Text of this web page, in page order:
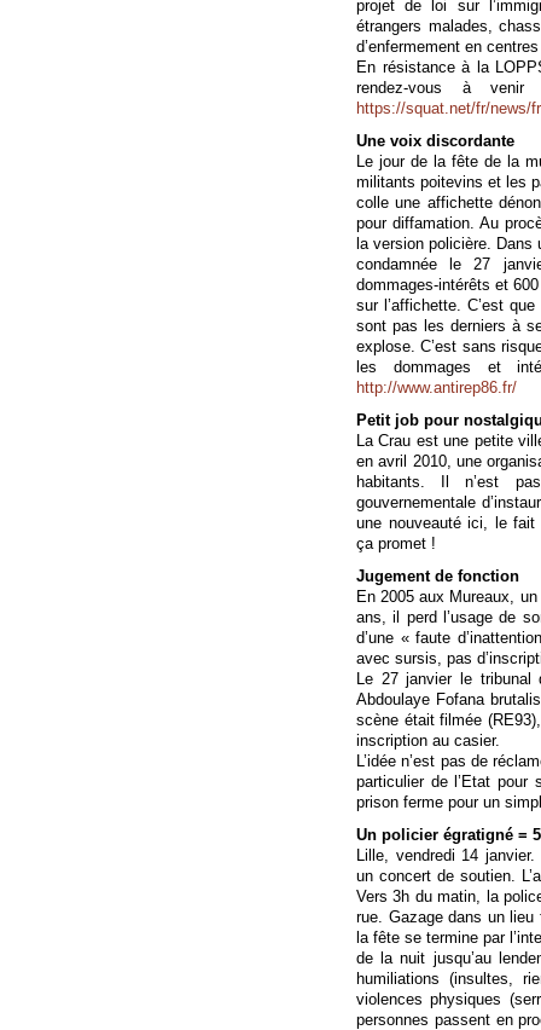
projet de loi sur
étrangers malades,
d’enfermement en
En résistance à la
rendez-vous à
https://squat.net/fr/news/
Une voix discordante
Le jour de la fête de la
militants poitevins et les
colle une affichette
pour diffamation. Au
la version policière. Dans
condamnée le 27
dommages-intérêts et
sur l’affichette. C’est
sont pas les derniers à
explose. C’est sans
les dommages et
http://www.antirep86.fr/
Petit job pour
La Crau est une petite
en avril 2010, une
habitants. Il n’est
gouvernementale
une nouveauté ici, le fait
ça promet !
Jugement de fonction
En 2005 aux Mureaux,
ans, il perd l’usage de
d’une « faute
avec sursis, pas
Le 27 janvier le tribunal
Abdoulaye Fofana
scène était filmée
inscription au casier.
L’idée n’est pas de
particulier de l’Etat
prison ferme pour un
Un policier égratigné =
Lille, vendredi 14
un concert de soutien.
Vers 3h du matin, la
rue. Gazage dans un
la fête se termine par
de la nuit jusqu’au
humiliations (insultes,
violences physiques
personnes passent en